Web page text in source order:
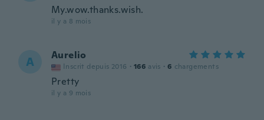
My.wow.thanks.wish.
il y a 8 mois
A Aurelio
Inscrit depuis 2016 · 166 avis · 6 chargements
Pretty
il y a 9 mois